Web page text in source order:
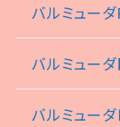
バルミュー
バルミュー
バルミュー